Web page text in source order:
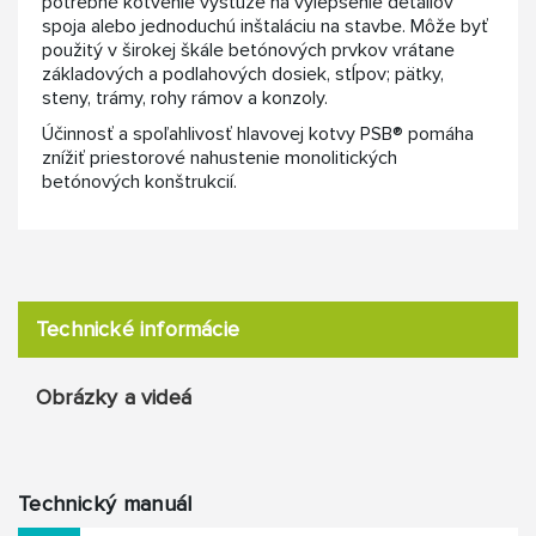
spoja alebo jednoduchú inštaláciu na stavbe. Môže byť
použitý v širokej škále betónových prvkov vrátane
základových a podlahových dosiek, stĺpov; pätky,
steny, trámy, rohy rámov a konzoly.
Účinnosť a spoľahlivosť hlavovej kotvy PSB® pomáha
znížiť priestorové nahustenie monolitických
betónových konštrukcií.
Technické informácie
Obrázky a videá
Technický manuál